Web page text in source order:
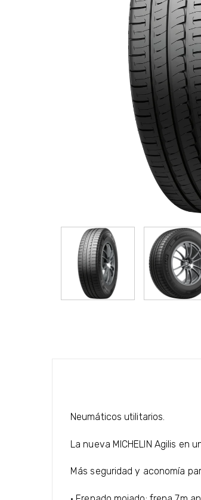
Neumáticos utilitarios.
La nueva MICHELIN Agilis en
Más seguridad y aconomía